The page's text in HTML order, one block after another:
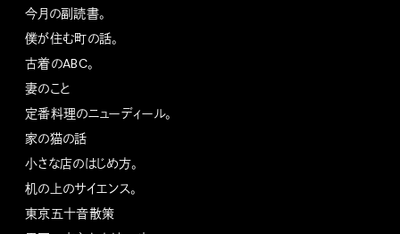
今月の副読書。
僕が住む町の話。
古着のABC。
妻のこと
定番料理のニューディール。
家の猫の話
小さな店のはじめ方。
机の上のサイエンス。
東京五十音散策